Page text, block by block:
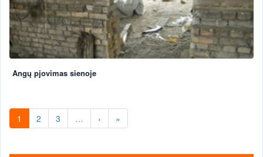
Angų pjovimas sienoje
1 2 3 … › »